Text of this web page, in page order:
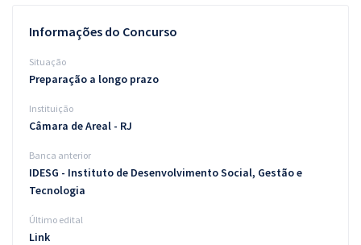
Questões grátis
Blog
Aprovados
Atendimento
Informações do Concurso
Situação
Preparação a longo prazo
Instituição
Câmara de Areal - RJ
Banca anterior
IDESG - Instituto de Desenvolvimento Social, Gestão e
Tecnologia
Último edital
Link